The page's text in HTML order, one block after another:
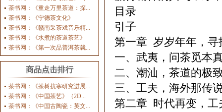
茶书网：《重走万里茶道：探...
茶书网：《宁德茶文化》
茶书网：《赣南采茶戏音乐精...
茶书网：《水煮的茶道茶艺》
茶书网：《第一次品普洱茶就...
商品点击排行
茶书网：《茶树抗寒研究进展...
茶书网：《中国茶艺》（2D...
茶书网：《中国古陶瓷：英文...
目录
引子
第一章 岁岁年年，寻
一、武夷，问茶觅本
二、潮汕，茶道的极
三、工夫，海外那传
第二章 时代再变，工